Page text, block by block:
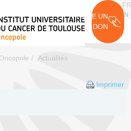
EN
FAIRE UN
DON
Actualités
Imprimer